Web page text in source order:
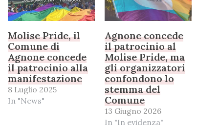
Molise Pride, il
Comune di
Agnone concede
il patrocinio alla
manifestazione
8 Luglio 2025
In "News"
Agnone concede
il patrocinio al
Molise Pride, ma
gli organizzatori
confondono lo
stemma del
Comune
13 Giugno 2026
In "In evidenza"